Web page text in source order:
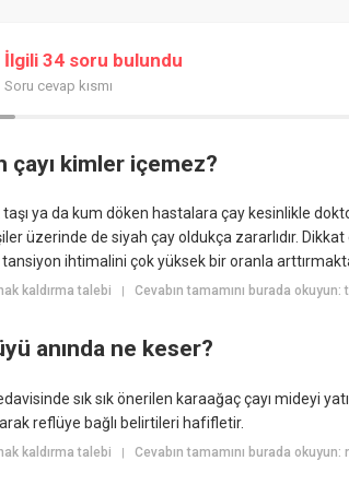
İlgili 34 soru bulundu
Soru cevap kısmı
çayı kimler içemez?
taşı ya da kum döken hastalara çay kesinlikle
üzerinde de siyah çay oldukça zararlıdır.
ihtimalini çok yüksek bir oranla
kaldırma talebi | Cevabın tamamını burada
anında ne keser?
sık sık önerilen karaağaç çayı mideyi
reflüye bağlı belirtileri hafifletir.
kaldırma talebi | Cevabın tamamını burada